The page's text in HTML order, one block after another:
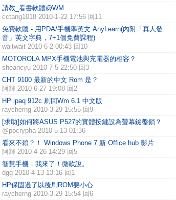
請教_看書軟體@WM
cctang1018 2010-1-22 17:56 回11
免費軟體 - 用PDA/手機學英文 AnyLearn(內附「真人發
音」英文字典，7+1個免費課程)
waitwait 2010-6-2 00:43 回10
MOTOROLA MPX手機電池與充電器的相容？
sheancyu 2010-7-5 22:50 回3
CHT 9100 最新的中文 Rom 是？
阿輝 2010-6-27 19:08 回2
HP ipaq 912c 刷回Wm 6.1 中文版
raycherng 2010-3-29 15:55 回9
[求助]如何將ASUS P527的實體按鍵設為螢幕鍵盤鎖？
@pocrypha 2010-5-13 01:36
看來不賴？！ Windows Phone 7 新 Office hub 影片
阿輝 2010-4-26 14:29 回5
智慧手機，我來了！微軟說。
dgg 2010-4-13 13:16 回1
HP保固過了以後刷ROM要小心
raycherng 2010-3-29 15:54 回6